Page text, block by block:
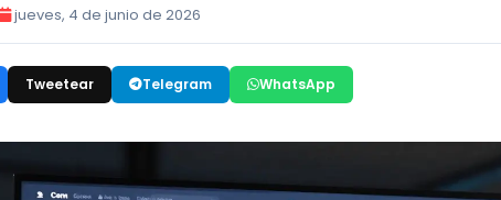
jueves, 4 de junio de 2026
Tweetear Telegram WhatsApp